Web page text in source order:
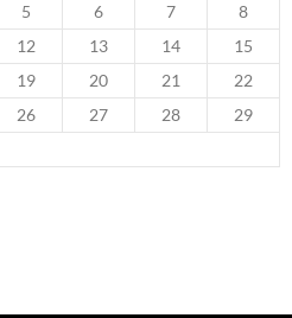
5 6 7
8
12 13 14
15
19 20 21
22
26 27 28
29